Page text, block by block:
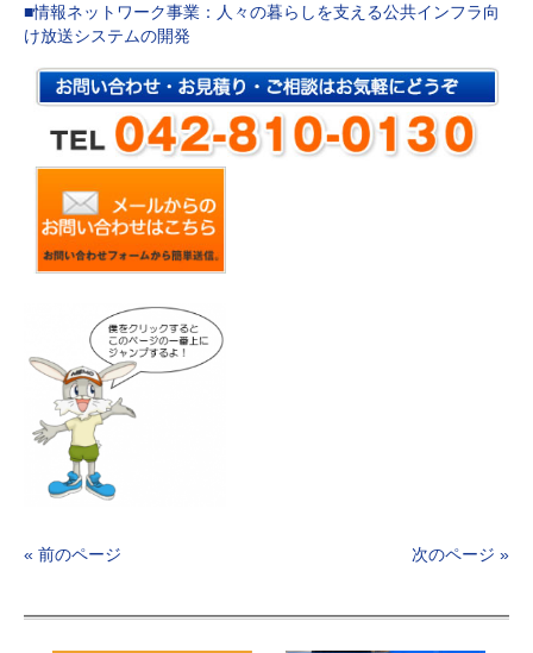
■情報ネットワーク事業：人々の暮らしを支える公共インフラ向
け放送システムの開発
« 前のページ 次のページ »